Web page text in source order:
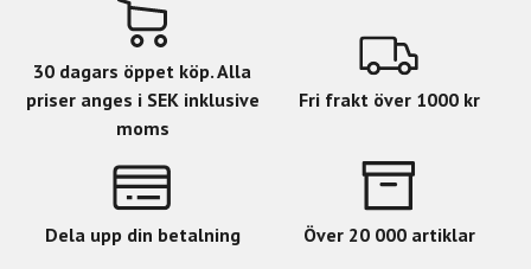
30 dagars öppet köp. Alla
priser anges i SEK inklusive
moms
Fri frakt över 1000 kr
Dela upp din betalning Över 20 000 artiklar